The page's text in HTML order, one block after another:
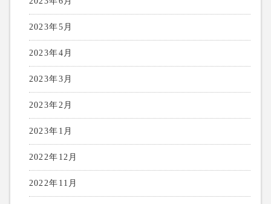
2023年5月
2023年4月
2023年3月
2023年2月
2023年1月
2022年12月
2022年11月